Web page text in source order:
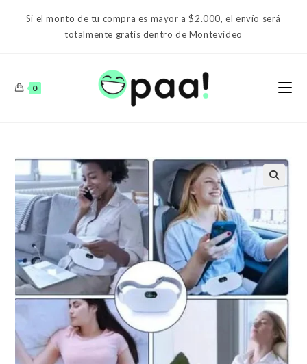
Si el monto de tu compra es mayor a $2.000, el envío será
totalmente gratis dentro de Montevideo
0